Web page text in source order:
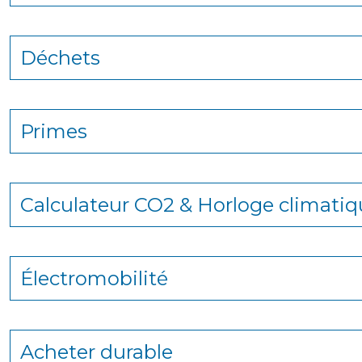
Déchets
Primes
Calculateur CO2 & Horloge
Électromobilité
Acheter durable